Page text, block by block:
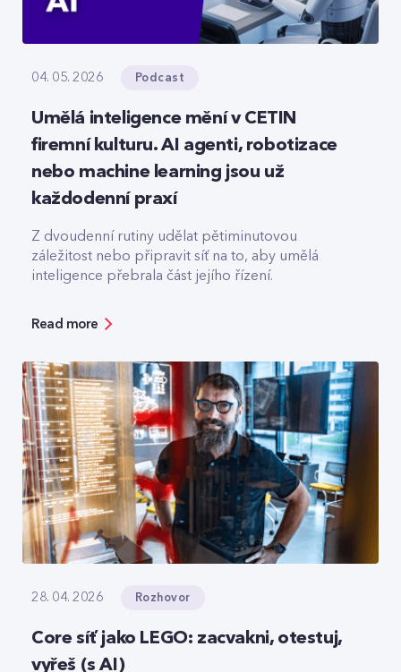
04. 05. 2026 Podcast
Umělá inteligence mění v CETIN
firemní kulturu. AI agenti, robotizace
nebo machine learning jsou už
každodenní praxí
Z dvoudenní rutiny udělat pětiminutovou
záležitost nebo připravit síť na to, aby umělá
inteligence přebrala část jejího řízení.
Read more
28. 04. 2026 Rozhovor
Core síť jako LEGO: zacvakni, otestuj,
vyřeš (s AI)